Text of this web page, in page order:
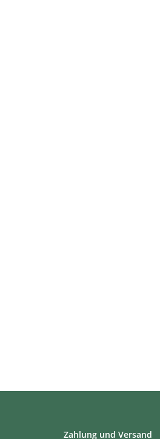
Zahlung und Versand